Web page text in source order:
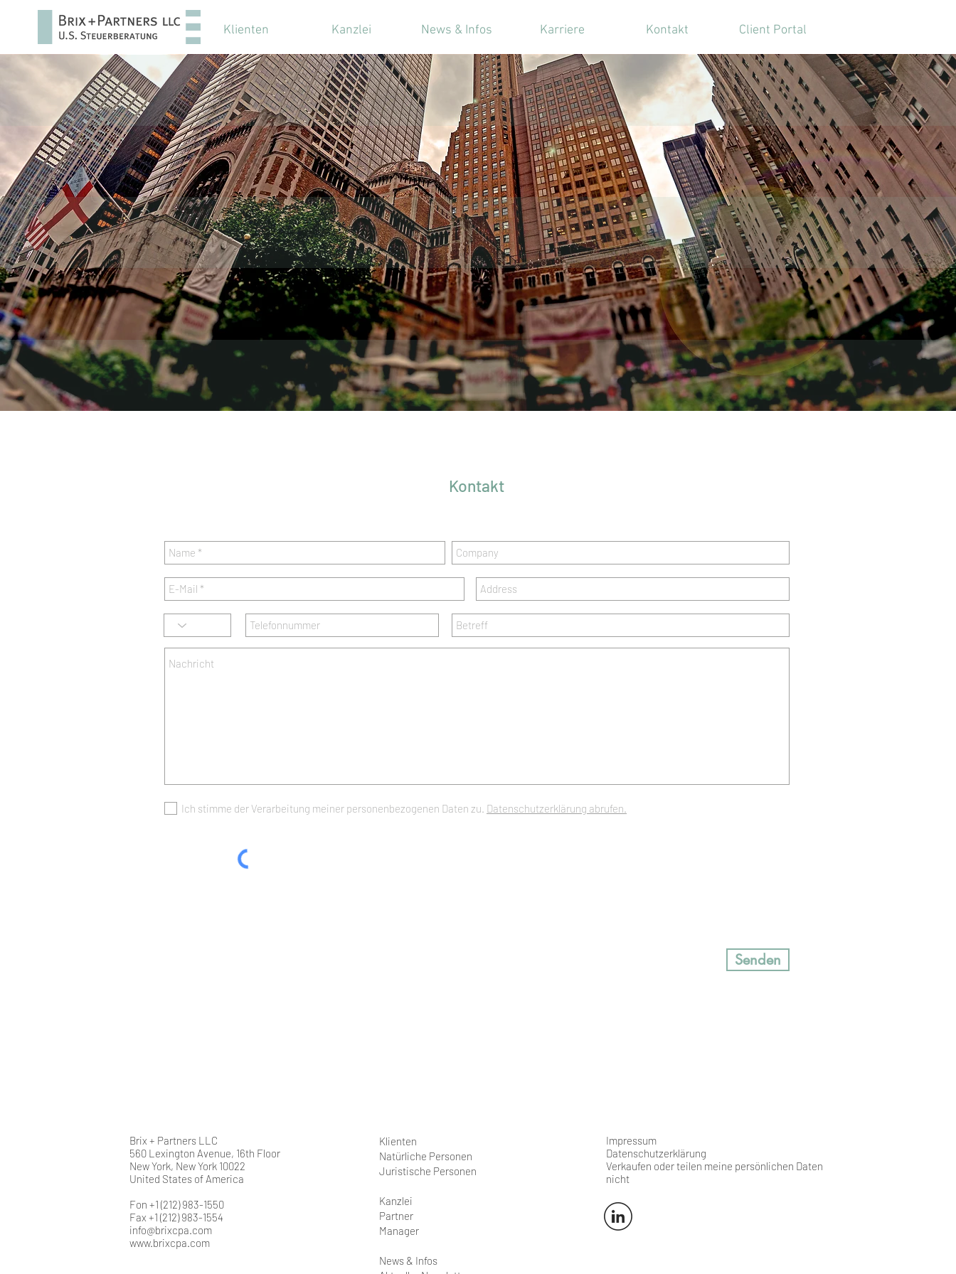
Klienten Kanzlei News & Infos Karriere Kontakt Client Portal
Kontakt
Ich stimme der Verarbeitung meiner personenbezogenen Daten zu. Datenschutzerklärung abrufen.
Senden
Brix + Partners LLC
560 Lexington Avenue, 16th Floor
New York, New York 10022
United States of America
Fon +1 (212) 983-1550
Fax +1 (212) 983-1554
info@brixcpa.com
www.brixcpa.com
Klienten
Natürliche Personen
Juristische Personen
Kanzlei
Partner
Manager
News & Infos
Impressum
Datenschutzerklärung
Verkaufen oder teilen meine persönlichen Daten
nicht